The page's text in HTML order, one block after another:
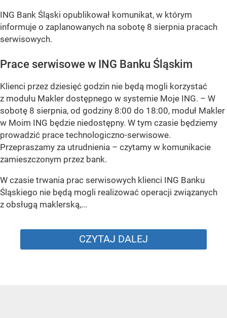
ING Bank Śląski opublikował komunikat, w którym
informuje o zaplanowanych na sobotę 8 sierpnia pracach
serwisowych.
Prace serwisowe w ING Banku Śląskim
Klienci przez dziesięć godzin nie będą mogli korzystać
z modułu Makler dostępnego w systemie Moje ING. – W
sobotę 8 sierpnia, od godziny 8:00 do 18:00, moduł Makler
w Moim ING będzie niedostępny. W tym czasie będziemy
prowadzić prace technologiczno-serwisowe.
Przepraszamy za utrudnienia – czytamy w komunikacie
zamieszczonym przez bank.
W czasie trwania prac serwisowych klienci ING Banku
Śląskiego nie będą mogli realizować operacji związanych
z obsługą maklerską,...
CZYTAJ DALEJ